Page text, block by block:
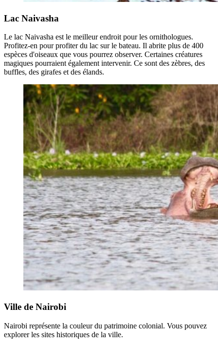
Lac Naivasha
Le lac Naivasha est le meilleur endroit pour les ornithologues.
Profitez-en pour profiter du lac sur le bateau. Il abrite plus de 400
espèces d'oiseaux que vous pourrez observer. Certaines créatures
magiques pourraient également intervenir. Ce sont des zèbres, des
buffles, des girafes et des élands.
Ville de Nairobi
Nairobi représente la couleur du patrimoine colonial. Vous pouvez
explorer les sites historiques de la ville.